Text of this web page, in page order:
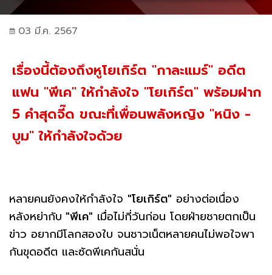
03 มี.ค. 2567
เรื่องนี้ต้องถึงหูโยเกิร์ต "กาละแมร์" อดีต
แฟน "พีเค" ให้กำลังใจ "โยเกิร์ต" พร้อมฝาก
5 คำสุดจี๊ด ขณะที่เพื่อนพลังหญิง "หนิง -
บูม" ให้กำลังใจด้วย
หลายคนยังคงให้กำลังใจ "โยเกิร์ต" อย่างต่อเนื่อง
หลังหย่ากับ "พีเค" เมื่อไม่กี่วันก่อน โดยฝ่ายชายตกเป็น
ข่าว อยากมีโลกสองใบ จนชาวเน็ตหลายคนไม่พอใจพา
กันขุดอดีต และซัดพีเคกันสนั่น